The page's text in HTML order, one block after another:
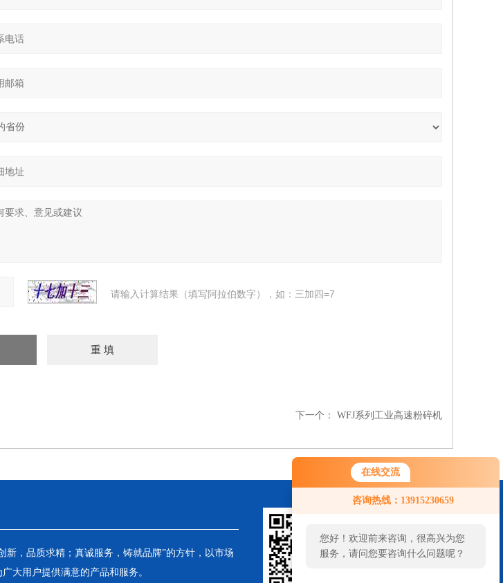
在线交流
咨询热线：13915230659
您好！欢迎前来咨询，很高兴为您
服务，请问您要咨询什么问题呢？
请输入计算结果（填写阿拉伯数字），如：三加四=7
下一个： WFJ系列工业高速粉碎机
新，品质求精；真诚服务，铸就品牌”的方针，以市场
大用户提供满意的产品和服务。